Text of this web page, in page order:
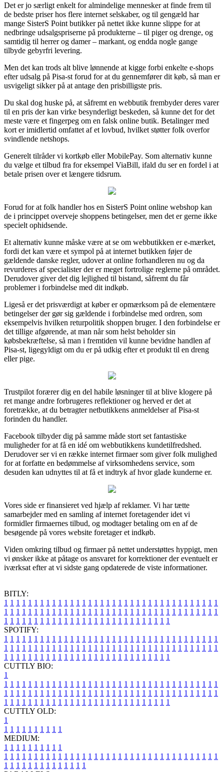
Det er jo særligt enkelt for almindelige mennesker at finde frem til
de bedste priser hos flere internet selskaber, og til gengæld har
mange SisterS Point butikker på nettet ikke kunne slippe for at
nedbringe udsalgspriserne på produkterne – til piger og drenge, og
samtidig til herrer og damer – markant, og endda nogle gange
tilbyde gebyrfri levering.
Men det kan trods alt blive lønnende at kigge forbi enkelte e-shops
efter udsalg på Pisa-st forud for at du gennemfører dit køb, så man er
usvigeligt sikker på at antage den prisbilligste pris.
Du skal dog huske på, at såfremt en webbutik frembyder deres varer
til en pris der kan virke besynderligt beskeden, så kunne det for det
meste være et fingerpeg om en falsk online butik. Betalinger med
kort er imidlertid omfattet af et lovbud, hvilket støtter folk overfor
svindlende netshops.
Generelt tilråder vi kortkøb eller MobilePay. Som alternativ kunne
du vælge et tilbud fra for eksempel ViaBill, ifald du ser en fordel i at
betale prisen over et længere tidsrum.
Forud for at folk handler hos en SisterS Point online webshop kan
de i princippet overveje shoppens betingelser, men det er gerne ikke
specielt ophidsende.
Et alternativ kunne måske være at se om webbutikken er e-mærket,
fordi det kan være et sympol på at internet butikken føjer de
gældende danske regler, udover at online forhandleren nu og da
revurderes af specialister der er meget fortrolige reglerne på området.
Derudover giver det dig lejlighed til bistand, såfremt du får
problemer i forbindelse med dit indkøb.
Ligeså er det prisværdigt at køber er opmærksom på de elementære
betingelser der gør sig gældende i forbindelse med ordren, som
eksempelvis hvilken returpolitik shoppen bruger. I den forbindelse er
det tillige afgørende, at man når som helst beholder sin
købsbekræftelse, så man i fremtiden vil kunne bevidne handlen af
Pisa-st, ligegyldigt om du er på udkig efter et produkt til en dreng
eller pige.
Trustpilot forærer dig en del habile løsninger til at blive klogere på
ret mange andre forbrugeres reflektioner og herved er det at
foretrække, at du betragter netbutikkens anmeldelser af Pisa-st
forinden du handler.
Facebook tilbyder dig på samme måde stort set fantastiske
muligheder for at få en idé om webbutikkens kundetilfredshed.
Derudover ser vi en række internet firmaer som giver folk mulighed
for at forfatte en bedømmelse af virksomhedens service, som
desuden kan udnyttes til at få et indtryk af hvor glade kunderne er.
Vores side er finansieret ved hjælp af reklamer. Vi har tætte
samarbejder med en samling af internet foretagender idet vi
formidler firmaernes tilbud, og modtager betaling om en af de
besøgende på vores website foretager et indkøb.
Viden omkring tilbud og firmaer på nettet understøttes hyppigt, men
vi ønsker ikke at påtage os ansvaret for korrektioner der eventuelt er
iværksat efter at vi sidste gang opdaterede de viste informationer.
BITLY:
1 1 1 1 1 1 1 1 1 1 1 1 1 1 1 1 1 1 1 1 1 1 1 1 1 1 1 1 1 1 1 1 1 1 1 1
1 1 1 1 1 1 1 1 1 1 1 1 1 1 1 1 1 1 1 1 1 1 1 1 1 1 1 1 1 1 1 1 1 1 1 1
1 1 1 1 1 1 1 1 1 1 1 1 1 1 1 1 1 1 1 1 1 1 1 1 1 1 1 1
SPOTIFY:
1 1 1 1 1 1 1 1 1 1 1 1 1 1 1 1 1 1 1 1 1 1 1 1 1 1 1 1 1 1 1 1 1 1 1 1
1 1 1 1 1 1 1 1 1 1 1 1 1 1 1 1 1 1 1 1 1 1 1 1 1 1 1 1 1 1 1 1 1 1 1 1
1 1 1 1 1 1 1 1 1 1 1 1 1 1 1 1 1 1 1 1 1 1 1 1 1 1 1 1
CUTTLY BIO:
1
1 1 1 1 1 1 1 1 1 1 1 1 1 1 1 1 1 1 1 1 1 1 1 1 1 1 1 1 1 1 1 1 1 1 1 1
1 1 1 1 1 1 1 1 1 1 1 1 1 1 1 1 1 1 1 1 1 1 1 1 1 1 1 1 1 1 1 1 1 1 1 1
1 1 1 1 1 1 1 1 1 1 1 1 1 1 1 1 1 1 1 1 1 1 1 1 1 1 1 1
CUTTLY OLD:
1
1 1 1 1 1 1 1 1 1 1
MEDIUM:
1 1 1 1 1 1 1 1 1 1
1 1 1 1 1 1 1 1 1 1 1 1 1 1 1 1 1 1 1 1 1 1 1 1 1 1 1 1 1 1 1 1 1 1 1 1
1 1 1 1 1 1 1 1 1 1 1 1 1 1